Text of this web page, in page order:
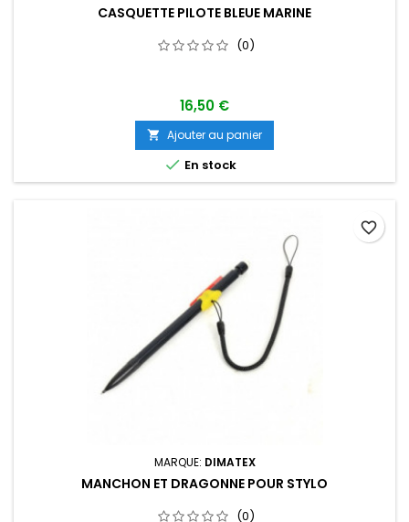
CASQUETTE PILOTE BLEUE MARINE
(0)
16,50 €
 Ajouter au panier
 En stock
MARQUE: DIMATEX
MANCHON ET DRAGONNE POUR STYLO
(0)
favorite_border